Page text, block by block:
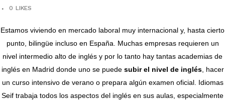
0 LIKES
Estamos viviendo en mercado laboral muy internacional y, hasta cierto
punto, bilingüe incluso en España. Muchas empresas requieren un
nivel intermedio alto de inglés y por lo tanto hay tantas academias de
inglés en Madrid donde uno se puede subir el nivel de inglés, hacer
un curso intensivo de veranoo prepara algún examen oficial. Idiomas
Seif trabaja todos los aspectos del inglés en sus aulas, especialmente